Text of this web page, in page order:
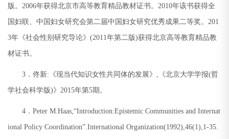
版。 2006年获得北京市高等教育精品教材证书。 2010年该书获得全
国妇联、中国妇女研究会第二届中国妇女研究优秀成果二等奖。 201
3年《社会性别研究导论》 (2011年第二版)获得北京高等教育精品教
材证书。
3 ．佟新: 《现当代知识女性共同体的发展》 , 《北京大学学报(哲
学社会科学版)》 2015年第5期。
4 ． Peter M.Haas,“Introduction:Epistemic Communities and Internat
ional Policy Coordination”.International Organization(1992),46(1),1-35.